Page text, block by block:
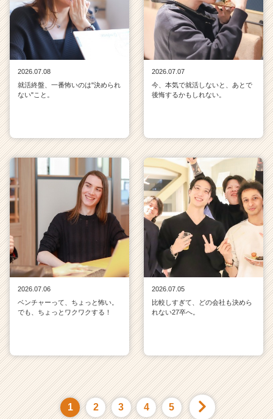
2026.07.08
就活終盤、一番怖いのは"決められ
ない"こと。
2026.07.07
今、本気で就活しないと、あとで
後悔するかもしれない。
2026.07.06
ベンチャーって、ちょっと怖い。
でも、ちょっとワクワクする！
2026.07.05
比較しすぎて、どの会社も決めら
れない27卒へ。
1 2 3 4 5